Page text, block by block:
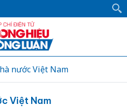
nước Việt Nam
Việt Nam